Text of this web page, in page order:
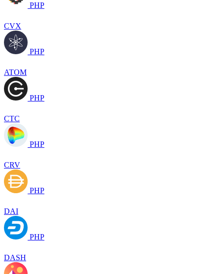
PHP
CVX
PHP
ATOM
PHP
CTC
PHP
CRV
PHP
DAI
PHP
DASH